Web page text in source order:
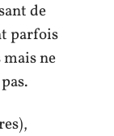
de
parfois
ne